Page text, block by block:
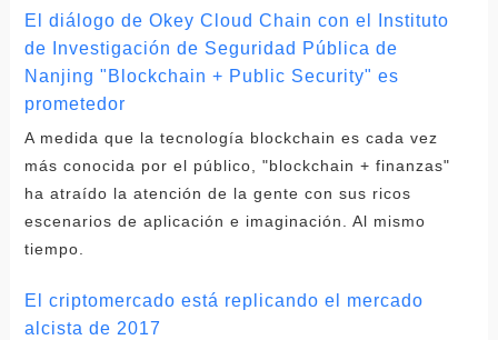
El diálogo de Okey Cloud Chain con el Instituto
de Investigación de Seguridad Pública de
Nanjing "Blockchain + Public Security" es
prometedor
A medida que la tecnología blockchain es cada vez
más conocida por el público, "blockchain + finanzas"
ha atraído la atención de la gente con sus ricos
escenarios de aplicación e imaginación. Al mismo
tiempo.
El criptomercado está replicando el mercado
alcista de 2017